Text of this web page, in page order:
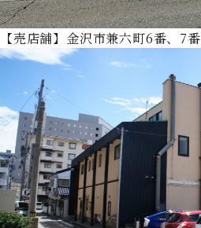
【売店舗】金沢市兼六町6番、7番